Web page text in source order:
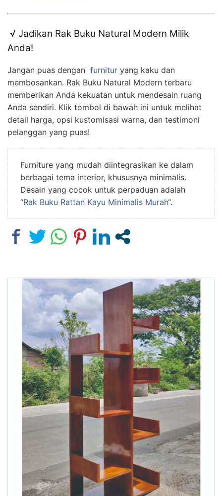
√ Jadikan Rak Buku Natural Modern Milik
Anda!
Jangan puas dengan furnitur yang kaku dan
membosankan. Rak Buku Natural Modern terbaru
memberikan Anda kekuatan untuk mendesain ruang
Anda sendiri. Klik tombol di bawah ini untuk melihat
detail harga, opsi kustomisasi warna, dan testimoni
pelanggan yang puas!
Furniture yang mudah diintegrasikan ke dalam
berbagai tema interior, khususnya minimalis.
Desain yang cocok untuk perpaduan adalah
“Rak Buku Rattan Kayu Minimalis Murah“.